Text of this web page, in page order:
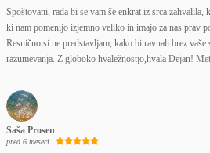
Spoštovani, rada bi se vam še enkrat iz srca zahvalila,
ki nam pomenijo izjemno veliko in imajo za nas prav
Resnično si ne predstavljam, kako bi ravnali brez
razumevanja. Z globoko hvaležnostjo,hvala Dejan!
Saša Prosen
pred 6 meseci